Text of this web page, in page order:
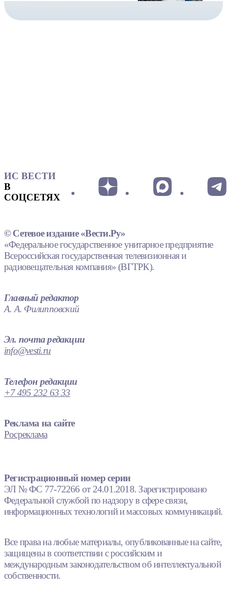
ИС ВЕСТИ
В
СОЦСЕТЯХ
© Сетевое издание «Вести.Ру»
«Федеральное государственное унитарное предприятие
Всероссийская государственная телевизионная и
радиовещательная компания» (ВГТРК).
Главный редактор
А. А. Филипповский
Эл. почта редакции
info@vesti.ru
Телефон редакции
+7 495 232 63 33
Реклама на сайте
Росреклама
Регистрационный номер серии
ЭЛ № ФС 77-72266 от 24.01.2018. Зарегистрировано
Федеральной службой по надзору в сфере связи,
информационных технологий и массовых коммуникаций.
Все права на любые материалы, опубликованные на сайте,
защищены в соответствии с российским и
международным законодательством об интеллектуальной
собственности.